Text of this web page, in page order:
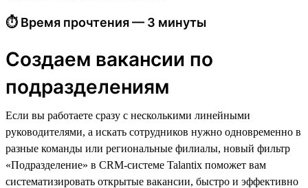
⏱ Время прочтения — 3 минуты
Создаем вакансии по
подразделениям
Если вы работаете сразу с несколькими линейными
руководителями, а искать сотрудников нужно одновременно в
разные команды или региональные филиалы, новый фильтр
«Подразделение» в CRM-системе Talantix поможет вам
систематизировать открытые вакансии, быстро и эффективно